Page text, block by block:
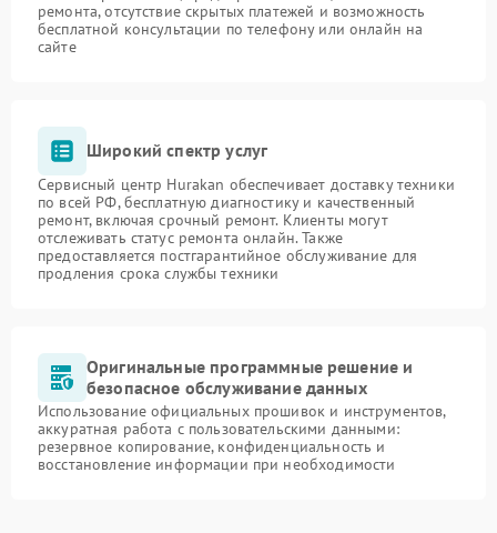
ремонта, отсутствие скрытых платежей и возможность
бесплатной консультации по телефону или онлайн на
сайте
Широкий спектр услуг
Сервисный центр Hurakan обеспечивает доставку техники
по всей РФ, бесплатную диагностику и качественный
ремонт, включая срочный ремонт. Клиенты могут
отслеживать статус ремонта онлайн. Также
предоставляется постгарантийное обслуживание для
продления срока службы техники
Оригинальные программные решение и
безопасное обслуживание данных
Использование официальных прошивок и инструментов,
аккуратная работа с пользовательскими данными:
резервное копирование, конфиденциальность и
восстановление информации при необходимости